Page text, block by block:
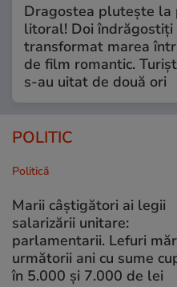
Dragostea plutește la
litoral! Doi îndrăgostiți
transformat marea
de film romantic.
s-au uitat de două ori
POLITIC
Politică
Marii câștigători ai legii
salarizării unitare:
parlamentarii. Lefuri
următorii ani cu sume
în 5.000 și 7.000 de lei